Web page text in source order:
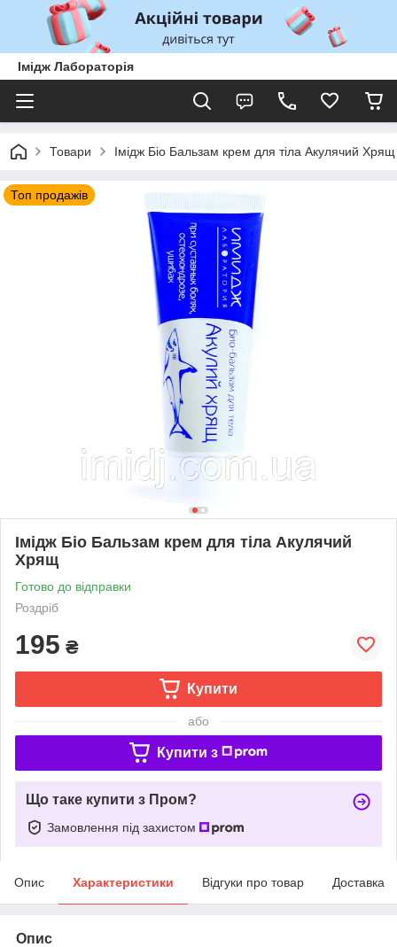
Імідж Лабораторія
Товари Імідж Біо Бальзам крем для тіла Акулячий Хрящ
Топ продажів
Імідж Біо Бальзам крем для тіла Акулячий
Хрящ
Готово до відправки
Роздріб
195 ₴
Купити
або
Купити з
Що таке купити з Пром?
Замовлення під захистом
Опис Характеристики Відгуки про товар Доставка
Опис